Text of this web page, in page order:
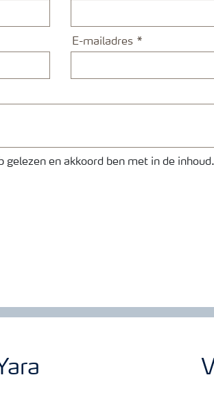
E-mailadres
gelezen en akkoord ben met in de